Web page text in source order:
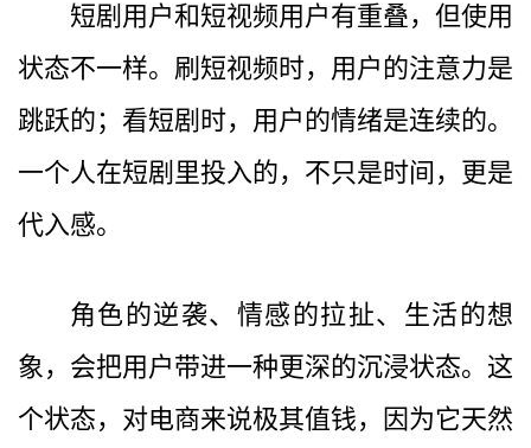
短剧用户和短视频用户有重叠，但使用
状态不一样。刷短视频时，用户的注意力是
跳跃的；看短剧时，用户的情绪是连续的。
一个人在短剧里投入的，不只是时间，更是
代入感。
角色的逆袭、情感的拉扯、生活的想
象，会把用户带进一种更深的沉浸状态。这
个状态，对电商来说极其值钱，因为它天然